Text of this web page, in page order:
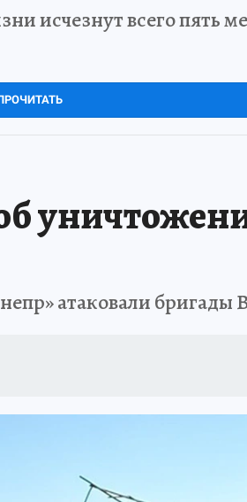
исчезнут всего пять
атаковали бригады